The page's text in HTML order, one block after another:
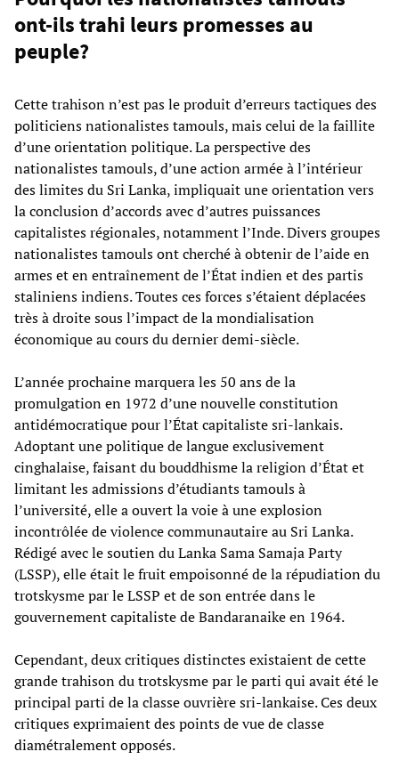
ont-ils trahi leurs promesses au
peuple?
Cette trahison n’est pas le produit d’erreurs tactiques des
politiciens nationalistes tamouls, mais celui de la faillite
d’une orientation politique. La perspective des
nationalistes tamouls, d’une action armée à l’intérieur
des limites du Sri Lanka, impliquait une orientation vers
la conclusion d’accords avec d’autres puissances
capitalistes régionales, notamment l’Inde. Divers groupes
nationalistes tamouls ont cherché à obtenir de l’aide en
armes et en entraînement de l’État indien et des partis
staliniens indiens. Toutes ces forces s’étaient déplacées
très à droite sous l’impact de la mondialisation
économique au cours du dernier demi-siècle.
L’année prochaine marquera les 50 ans de la
promulgation en 1972 d’une nouvelle constitution
antidémocratique pour l’État capitaliste sri-lankais.
Adoptant une politique de langue exclusivement
cinghalaise, faisant du bouddhisme la religion d’État et
limitant les admissions d’étudiants tamouls à
l’université, elle a ouvert la voie à une explosion
incontrôlée de violence communautaire au Sri Lanka.
Rédigé avec le soutien du Lanka Sama Samaja Party
(LSSP), elle était le fruit empoisonné de la répudiation du
trotskysme par le LSSP et de son entrée dans le
gouvernement capitaliste de Bandaranaike en 1964.
Cependant, deux critiques distinctes existaient de cette
grande trahison du trotskysme par le parti qui avait été le
principal parti de la classe ouvrière sri-lankaise. Ces deux
critiques exprimaient des points de vue de classe
diamétralement opposés.